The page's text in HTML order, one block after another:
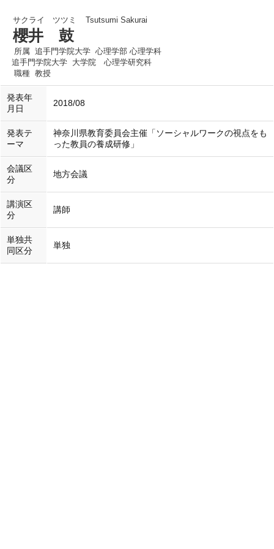
サクライ ツツミ Tsutsumi Sakurai
櫻井 鼓
所属 追手門学院大学 心理学部 心理学科
追手門学院大学 大学院 心理学研究科
職種 教授
発表年
月日
2018/08
発表テ
ーマ
神奈川県教育委員会主催「ソーシャルワークの視点をも
った教員の養成研修」
会議区
分
地方会議
講演区
分
講師
単独共
同区分
単独